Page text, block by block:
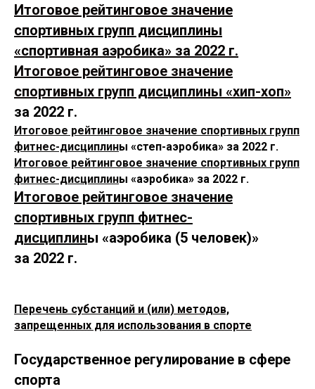
Итоговое рейтинговое значение
спортивных групп дисциплины
«спортивная аэробика» за 2022 г.
Итоговое рейтинговое значение
спортивных групп дисциплины «хип-хоп»
за 2022 г.
Итоговое рейтинговое значение спортивных групп
фитнес-дисциплины «степ-аэробика» за 2022 г.
Итоговое рейтинговое значение спортивных групп
фитнес-дисциплины «аэробика» за 2022 г.
Итоговое рейтинговое значение
спортивных групп фитнес-
дисциплины «аэробика (5 человек)»
за 2022 г.
Перечень субстанций и (или) методов,
запрещенных для использования в спорте
Государственное регулирование в сфере
спорта